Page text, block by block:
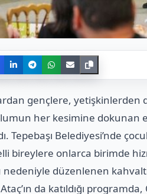
gençlere,
her kesimine dokunan
Tepebaşı Belediyesi’nde
bireylere onlarca birimde
düzenlenen
da katıldığı